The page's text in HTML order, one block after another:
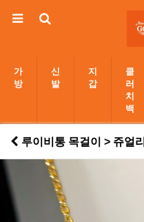
가
방
신
발
지
갑
클
러
치
백
루이비통 목걸이 > 쥬얼리